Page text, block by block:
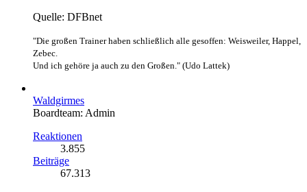
Quelle: DFBnet
"Die großen Trainer haben schließlich alle gesoffen: Weisweiler, Happel,
Zebec.
Und ich gehöre ja auch zu den Großen." (Udo Lattek)
Waldgirmes
Boardteam: Admin
Reaktionen
3.855
Beiträge
67.313